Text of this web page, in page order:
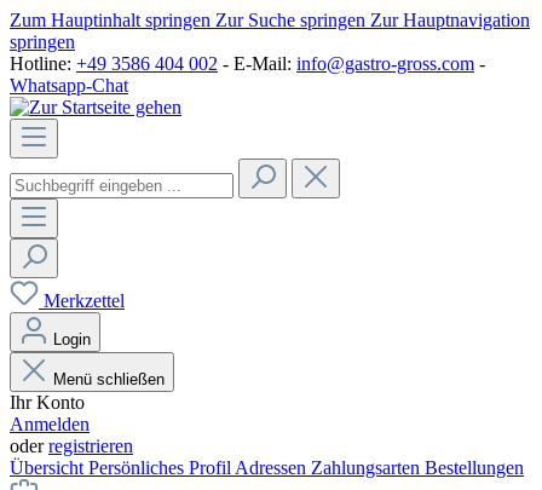
Zum Hauptinhalt springen Zur Suche springen Zur Hauptnavigation
springen
Hotline: +49 3586 404 002 - E-Mail: info@gastro-gross.com -
Whatsapp-Chat
Merkzettel
Login
Menü schließen
Ihr Konto
Anmelden
oderregistrieren
Übersicht Persönliches Profil Adressen Zahlungsarten Bestellungen